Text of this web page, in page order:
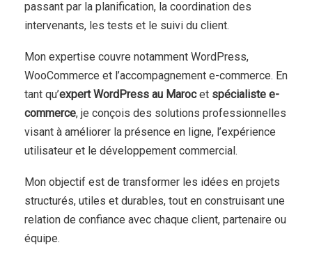
passant par la planification, la coordination des
intervenants, les tests et le suivi du client.
Mon expertise couvre notamment WordPress,
WooCommerce et l’accompagnement e-commerce. En
tant qu’expert WordPress au Marocet spécialiste e-
commerce, je conçois des solutions professionnelles
visant à améliorer la présence en ligne, l’expérience
utilisateur et le développement commercial.
Mon objectif est de transformer les idées en projets
structurés, utiles et durables, tout en construisant une
relation de confiance avec chaque client, partenaire ou
équipe.